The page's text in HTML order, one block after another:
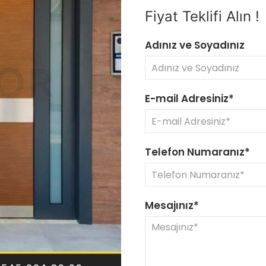
Fiyat Teklifi Alın !
Adınız ve Soyadınız
E-mail Adresiniz*
Telefon Numaranız*
Mesajınız*